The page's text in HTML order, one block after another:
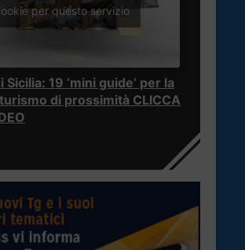
per questo servizio
Sicilia: 19 ‘mini guide’ per la
di prossimità CLICCA